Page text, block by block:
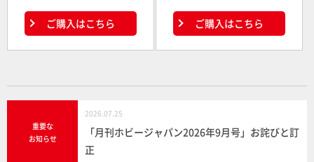
ご購入はこちら ご購入はこちら
重要な
お知らせ
2026.07.25
「月刊ホビージャパン2026年9月号」お詫びと訂
正